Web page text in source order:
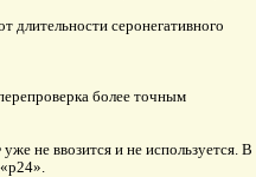
длительности серонегативного
более точным
не ввозится и не используется. В